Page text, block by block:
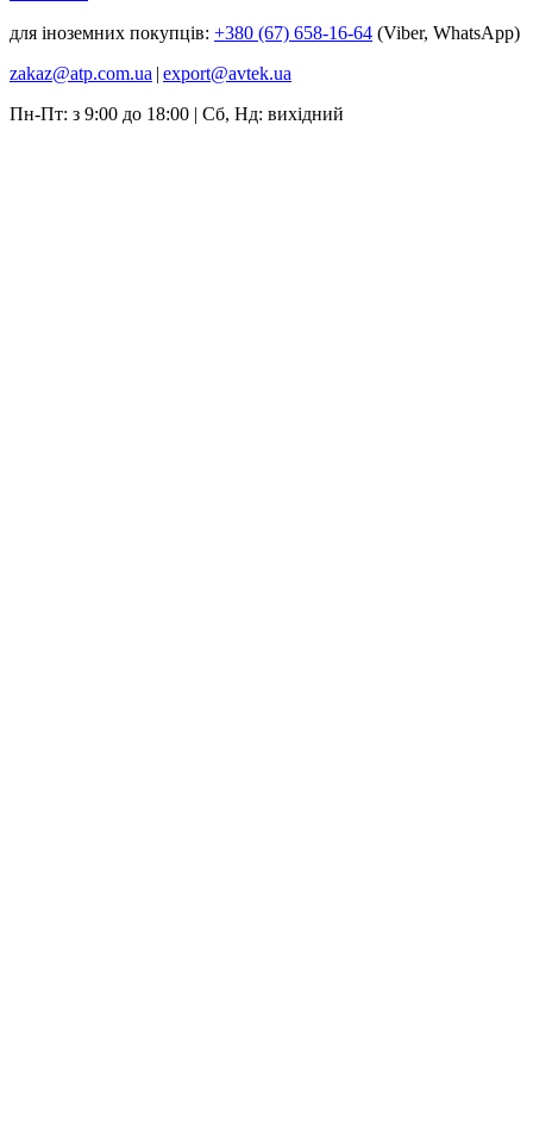
для іноземних покупців: +380 (67) 658-16-64 (Viber, WhatsApp)
zakaz@atp.com.ua | export@avtek.ua
Пн-Пт: з 9:00 до 18:00 | Сб, Нд: вихідний